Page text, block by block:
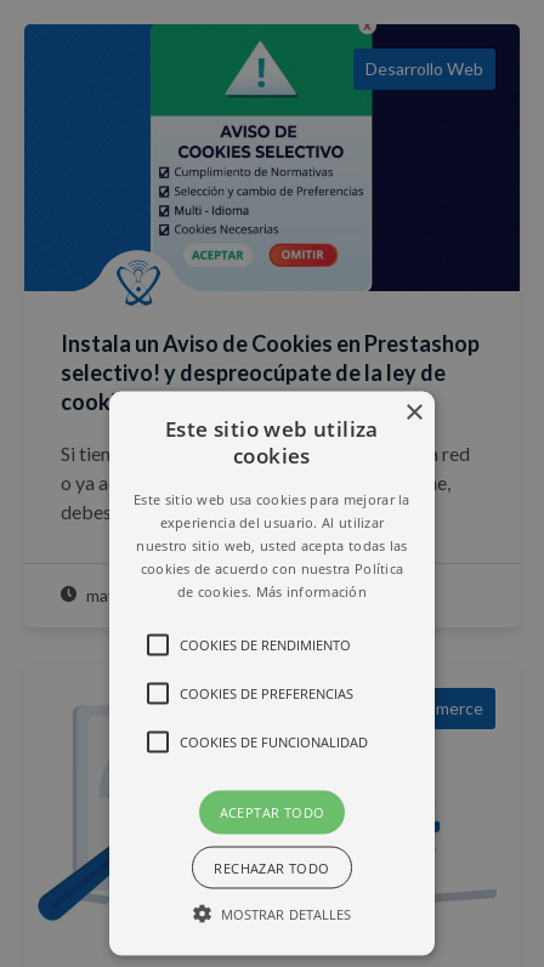
Desarrollo Web
Instala un Aviso de Cookies en Prestashop
selectivo! y despreocúpate de la ley de
cookies RGPD
Si tienes en mente un proyecto comercial en la red
o ya administras y mantienes una tienda on-line,
debes conocer…
mayo 12, 2022
Ecommerce
×
Este sitio web utiliza
cookies
Este sitio web usa cookies para mejorar la
experiencia del usuario. Al utilizar
nuestro sitio web, usted acepta todas las
cookies de acuerdo con nuestra Política
de cookies. Más información
COOKIES DE RENDIMIENTO
COOKIES DE PREFERENCIAS
COOKIES DE FUNCIONALIDAD
ACEPTAR TODO
RECHAZAR TODO
MOSTRAR DETALLES